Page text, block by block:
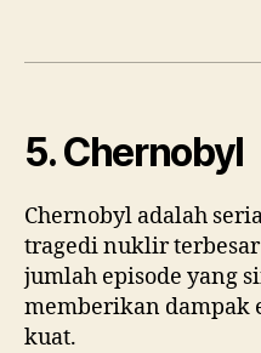
5. Chernobyl
Chernobyl adalah
tragedi nuklir
jumlah episode yang
memberikan dampak
kuat.